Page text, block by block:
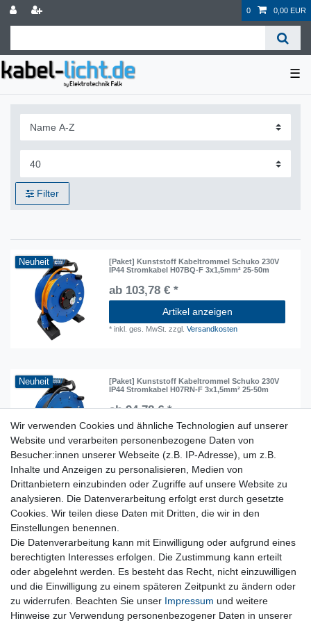
0 0,00 EUR
☰
Filter
Neuheit
[Paket] Kunststoff Kabeltrommel Schuko 230V
IP44 Stromkabel H07BQ-F 3x1,5mm² 25-50m
ab 103,78 € *
Artikel anzeigen
*inkl. ges. MwSt. zzgl.Versandkosten
Neuheit
[Paket] Kunststoff Kabeltrommel Schuko 230V
IP44 Stromkabel H07RN-F 3x1,5mm² 25-50m
ab 94,78 € *
Artikel anzeigen
Lieferzeit etwa 1 bis 3 Werktage
Kostenloser Versand ab 199 EURO Warenwert
30 Tage Rückgaberecht
Wir verwenden Cookies und ähnliche Technologien auf unserer
Website und verarbeiten personenbezogene Daten von
Besucher:innen unserer Webseite (z.B. IP-Adresse), um z.B.
Inhalte und Anzeigen zu personalisieren, Medien von
Drittanbietern einzubinden oder Zugriffe auf unsere Website zu
analysieren. Die Datenverarbeitung erfolgt erst durch gesetzte
Cookies. Wir teilen diese Daten mit Dritten, die wir in den
Einstellungen benennen.
Die Datenverarbeitung kann mit Einwilligung oder aufgrund eines
berechtigten Interesses erfolgen. Die Zustimmung kann erteilt
oder abgelehnt werden. Es besteht das Recht, nicht einzuwilligen
und die Einwilligung zu einem späteren Zeitpunkt zu ändern oder
zu widerrufen. Beachten Sie unser Impressum und weitere
Hinweise zur Verwendung personenbezogener Daten in unserer